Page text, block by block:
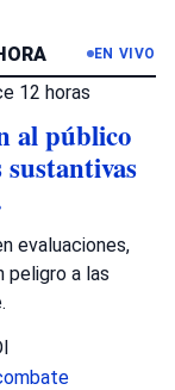
EN VIVO
12 horas
al público
sustantivas
evaluaciones,
peligro a las